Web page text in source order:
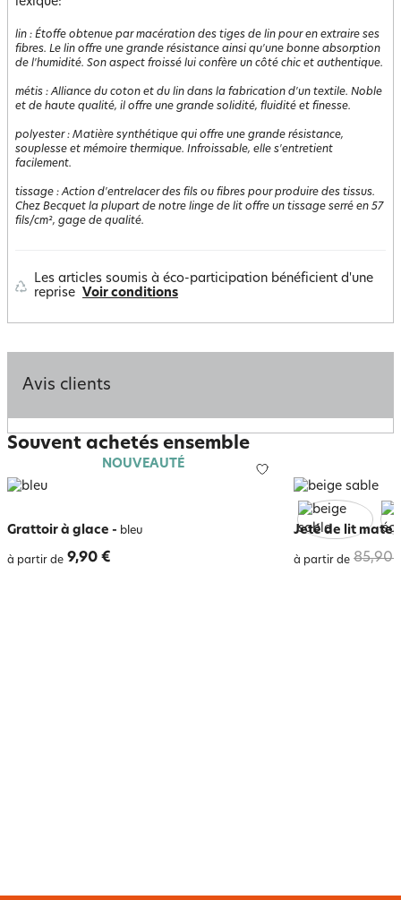
lin : Étoffe obtenue par macération des tiges de lin pour en extraire ses
fibres. Le lin offre une grande résistance ainsi qu'une bonne absorption
de l'humidité. Son aspect froissé lui confère un côté chic et authentique.
métis :Alliance du coton et du lin dans la fabrication d'un textile. Noble
et de haute qualité, il offre une grande solidité, fluidité et finesse.
polyester: Matière synthétique qui offre une grande résistance,
souplesse et mémoire thermique. Infroissable, elle s'entretient
facilement.
tissage :Action d'entrelacer des fils ou fibres pour produire des tissus.
Chez Becquet la plupart de notre linge de lit offre un tissage serré en 57
fils/cm², gage de qualité.
Les articles soumis à éco-participation bénéficient d'une
reprise Voir conditions
Avis clients
Souvent achetés ensemble
NOUVEAUTÉ
Grattoir à glace - bleu
à partir de 9,90 €
Jeté de lit
à partir de 85,90